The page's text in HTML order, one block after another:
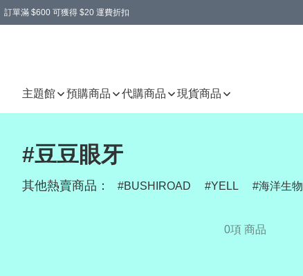
訂單滿 $600 可獲得 $20 運費折扣
主題館 預購商品 代購商品 現貨商品
#豆豆眼牙
其他熱賣商品： BUSHIROAD YELL 海洋生物
0項 商品